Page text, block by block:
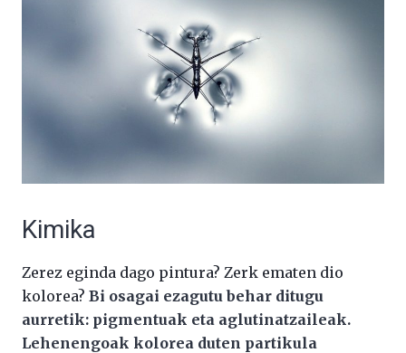
Kimika
Zerez eginda dago pintura? Zerk ematen dio
kolorea? Bi osagai ezagutu behar ditugu
aurretik: pigmentuak eta aglutinatzaileak.
Lehenengoak kolorea duten partikula